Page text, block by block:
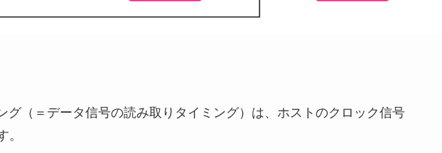
グ（＝データ信号の読み取りタイミング）は、ホストのクロック信号